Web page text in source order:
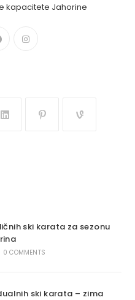
kapacitete Jahorine
ski karata za sezonu
0 COMMENTS
ski karata – zima